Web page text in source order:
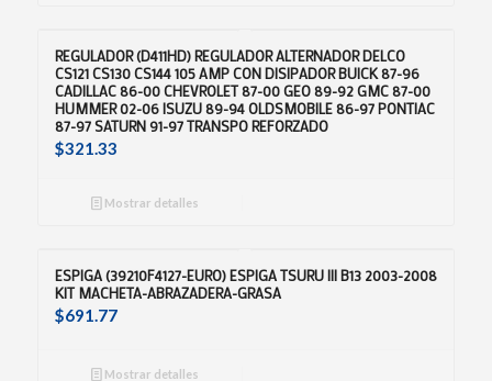
REGULADOR (D411HD) REGULADOR ALTERNADOR DELCO
CS121 CS130 CS144 105 AMP CON DISIPADOR BUICK 87-96
CADILLAC 86-00 CHEVROLET 87-00 GEO 89-92 GMC 87-00
HUMMER 02-06 ISUZU 89-94 OLDSMOBILE 86-97 PONTIAC
87-97 SATURN 91-97 TRANSPO REFORZADO
$321.33
Mostrar detalles
ESPIGA (39210F4127-EURO) ESPIGA TSURU III B13 2003-2008
KIT MACHETA-ABRAZADERA-GRASA
$691.77
Mostrar detalles